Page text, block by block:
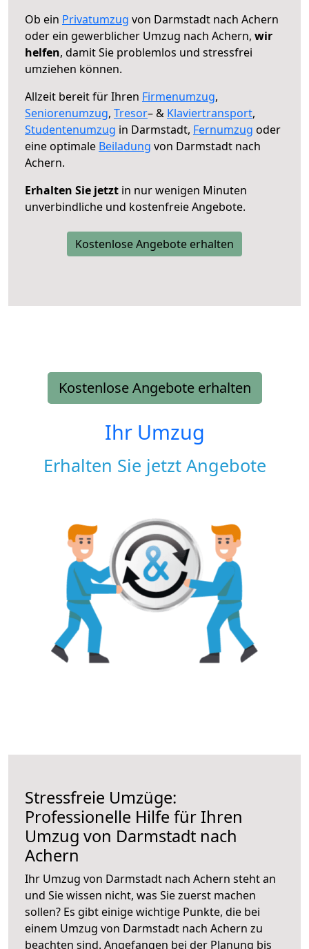
Ob ein Privatumzug von Darmstadt nach Achern
oder ein gewerblicher Umzug nach Achern, wir
helfen, damit Sie problemlos und stressfrei
umziehen können.
Allzeit bereit für Ihren Firmenumzug,
Seniorenumzug, Tresor– & Klaviertransport,
Studentenumzug in Darmstadt, Fernumzug oder
eine optimale Beiladung von Darmstadt nach
Achern.
Erhalten Sie jetzt in nur wenigen Minuten
unverbindliche und kostenfreie Angebote.
Kostenlose Angebote erhalten
Kostenlose Angebote erhalten
Ihr Umzug
Erhalten Sie jetzt Angebote
Stressfreie Umzüge:
Professionelle Hilfe für Ihren
Umzug von Darmstadt nach
Achern
Ihr Umzug von Darmstadt nach Achern steht an
und Sie wissen nicht, was Sie zuerst machen
sollen? Es gibt einige wichtige Punkte, die bei
einem Umzug von Darmstadt nach Achern zu
beachten sind. Angefangen bei der Planung bis